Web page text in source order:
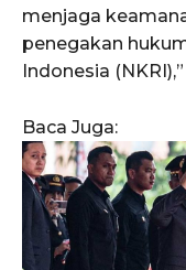
menjaga
penegakan
Indonesia
Baca Juga: